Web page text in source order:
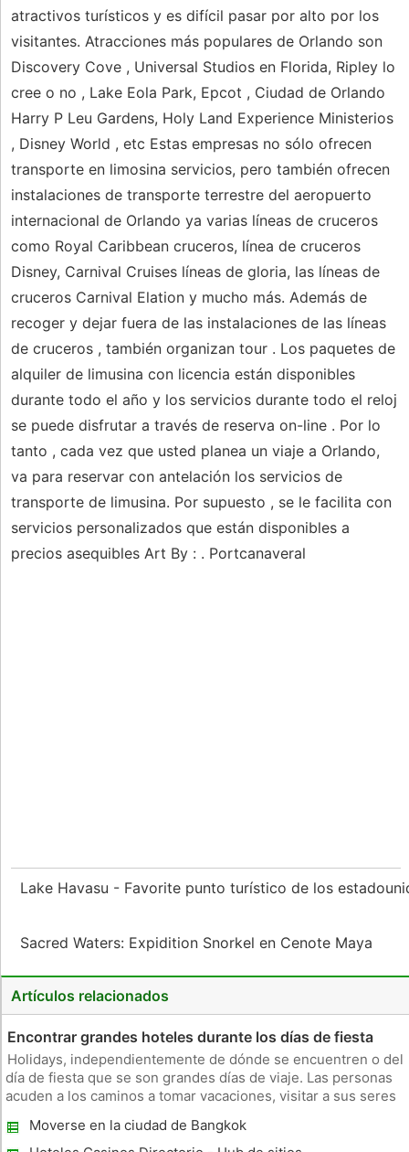
atractivos turísticos y es difícil pasar por alto por los
visitantes. Atracciones más populares de Orlando son
Discovery Cove , Universal Studios en Florida, Ripley lo
cree o no , Lake Eola Park, Epcot , Ciudad de Orlando
Harry P Leu Gardens, Holy Land Experience Ministerios
, Disney World , etc Estas empresas no sólo ofrecen
transporte en limosina servicios, pero también ofrecen
instalaciones de transporte terrestre del aeropuerto
internacional de Orlando ya varias líneas de cruceros
como Royal Caribbean cruceros, línea de cruceros
Disney, Carnival Cruises líneas de gloria, las líneas de
cruceros Carnival Elation y mucho más. Además de
recoger y dejar fuera de las instalaciones de las líneas
de cruceros , también organizan tour . Los paquetes de
alquiler de limusina con licencia están disponibles
durante todo el año y los servicios durante todo el reloj
se puede disfrutar a través de reserva on-line . Por lo
tanto , cada vez que usted planea un viaje a Orlando,
va para reservar con antelación los servicios de
transporte de limusina. Por supuesto , se le facilita con
servicios personalizados que están disponibles a
precios asequibles Art By : . Portcanaveral
Lake Havasu - Favorite punto turístico de los
Sacred Waters: Expidition Snorkel en Cenote Maya
Artículos relacionados
Encontrar grandes hoteles durante los días de fiesta
Holidays, independientemente de dónde se encuentren o del
día de fiesta que se son grandes días de viaje. Las personas
acuden a los caminos a tomar vacaciones, visitar a sus seres
Muchas personas optan por viajar durante las vacaciones
Moverse en la ciudad de Bangkok